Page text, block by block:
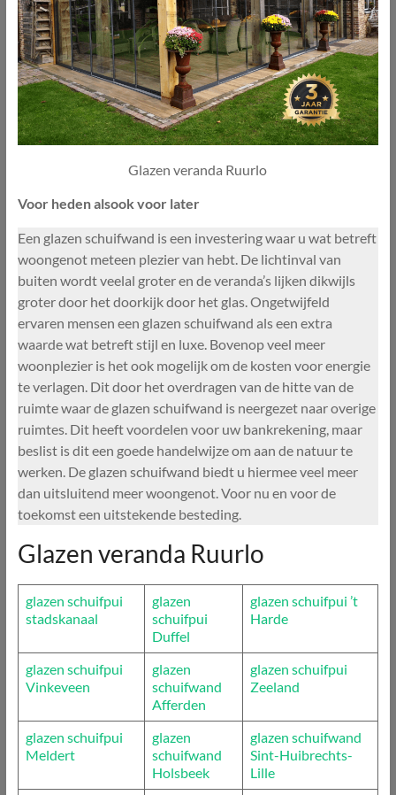
Glazen veranda Ruurlo
Voor heden alsook voor later
Een glazen schuifwand is een investering waar u wat betreft
woongenot meteen plezier van hebt. De lichtinval van
buiten wordt veelal groter en de veranda’s lijken dikwijls
groter door het doorkijk door het glas. Ongetwijfeld
ervaren mensen een glazen schuifwand als een extra
waarde wat betreft stijl en luxe. Bovenop veel meer
woonplezier is het ook mogelijk om de kosten voor energie
te verlagen. Dit door het overdragen van de hitte van de
ruimte waar de glazen schuifwand is neergezet naar overige
ruimtes. Dit heeft voordelen voor uw bankrekening, maar
beslist is dit een goede handelwijze om aan de natuur te
werken. De glazen schuifwand biedt u hiermee veel meer
dan uitsluitend meer woongenot. Voor nu en voor de
toekomst een uitstekende besteding.
Glazen veranda Ruurlo
glazen schuifpui
stadskanaal
glazen
schuifpui
Duffel
glazen schuifpui ’t
Harde
glazen schuifpui
Vinkeveen
glazen
schuifwand
Afferden
glazen schuifpui
Zeeland
glazen schuifpui
Meldert
glazen
schuifwand
Holsbeek
glazen schuifwand
Sint-Huibrechts-
Lille